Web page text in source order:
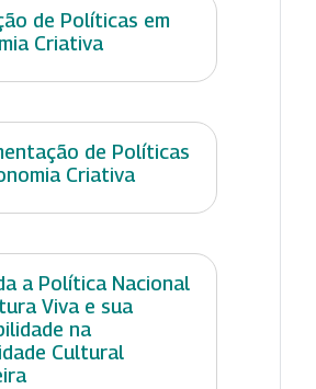
de Políticas em
Criativa
de Políticas
Criativa
a Política Nacional
Viva e sua
na
Cultural